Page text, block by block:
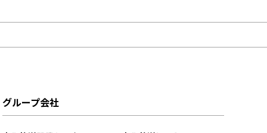
グループ会社